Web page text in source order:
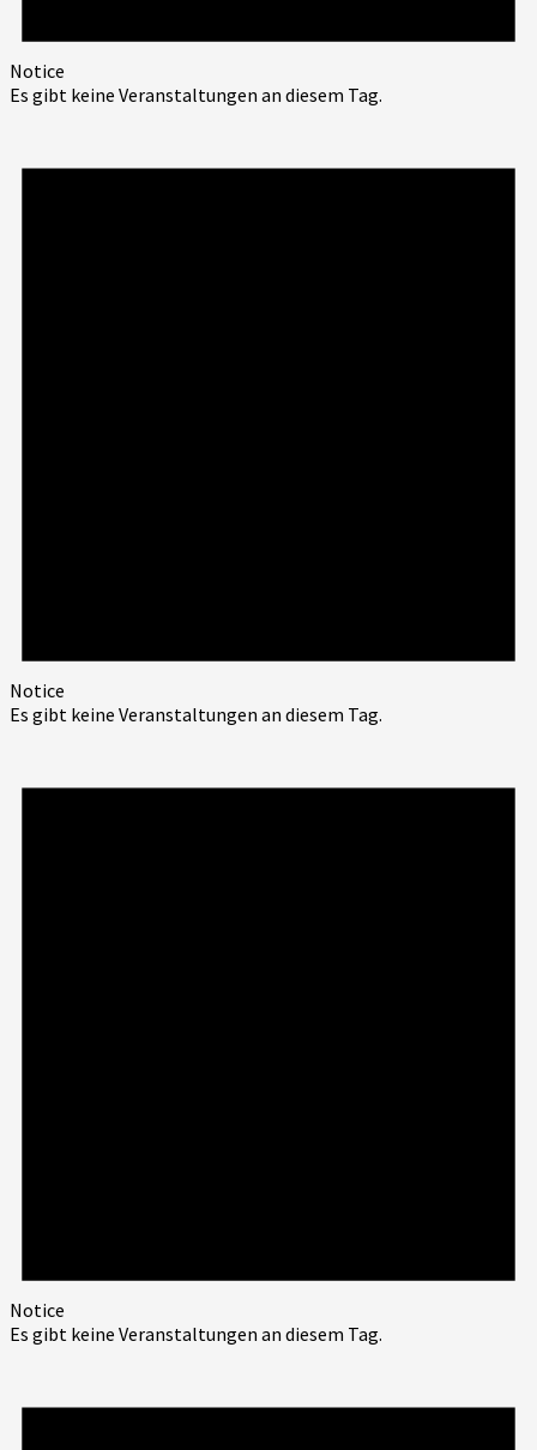
Notice
Es gibt keine Veranstaltungen an diesem Tag.
Notice
Es gibt keine Veranstaltungen an diesem Tag.
Notice
Es gibt keine Veranstaltungen an diesem Tag.